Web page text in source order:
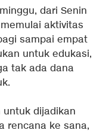
dari Senin
aktivitas
sampai empat
untuk edukasi,
tak ada dana
untuk dijadikan
rencana ke sana,